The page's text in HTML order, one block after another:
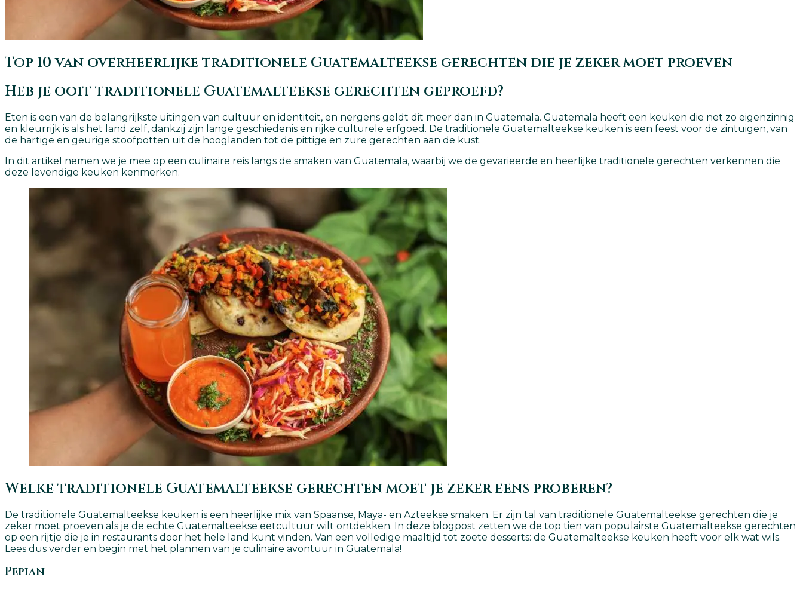
Top 10 van overheerlijke traditionele Guatemalteekse gerechten die je zeker moet proeven
Heb je ooit traditionele Guatemalteekse gerechten geproefd?
Eten is een van de belangrijkste uitingen van cultuur en identiteit, en nergens geldt dit meer dan in Guatemala. Guatemala heeft een keuken die net zo eigenzinnig
en kleurrijk is als het land zelf, dankzij zijn lange geschiedenis en rijke culturele erfgoed. De traditionele Guatemalteekse keuken is een feest voor de zintuigen, van
de hartige en geurige stoofpotten uit de hooglanden tot de pittige en zure gerechten aan de kust.
In dit artikel nemen we je mee op een culinaire reis langs de smaken van Guatemala, waarbij we de gevarieerde en heerlijke traditionele gerechten verkennen die
deze levendige keuken kenmerken.
Welke traditionele Guatemalteekse gerechten moet je zeker eens proberen?
De traditionele Guatemalteekse keuken is een heerlijke mix van Spaanse, Maya- en Azteekse smaken. Er zijn tal van traditionele Guatemalteekse gerechten die je
zeker moet proeven als je de echte Guatemalteekse eetcultuur wilt ontdekken. In deze blogpost zetten we de top tien van populairste Guatemalteekse gerechten
op een rijtje die je in restaurants door het hele land kunt vinden. Van een volledige maaltijd tot zoete desserts: de Guatemalteekse keuken heeft voor elk wat wils.
Lees dus verder en begin met het plannen van je culinaire avontuur in Guatemala!
Pepian